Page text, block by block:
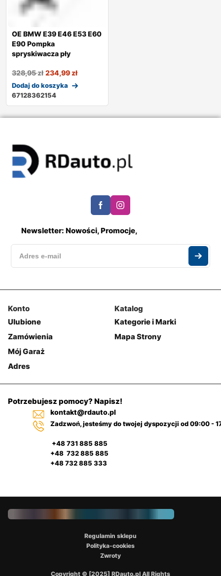
OE BMW E39 E46 E53 E60
E90 Pompka
spryskiwacza pły
328,95zł 234,99zł
Dodaj do koszyka
67128362154
Newsletter: Nowości, Promocje,
Konto
Ulubione
Zamówienia
Mój Garaż
Adres
Katalog
Kategorie i Marki
Mapa Strony
Potrzebujesz pomocy? Napisz!
kontakt@rdauto.pl
Zadzwoń, jesteśmy do twojej dyspozycji od 09:00 -
+48 731 885 885
+48 732 885 885
+48 732 885 333
Copyright © [2025] RDauto.pl All Rights
Regulamin sklepu
Polityka-cookies
Zwroty